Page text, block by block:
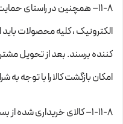
۱۱-۸– همچنین در راستای
الکترونیک ، کلیه محصولات
امکان بازگشت کالا را با توجه
۱-۱۱-۸– کالای خریداری شده